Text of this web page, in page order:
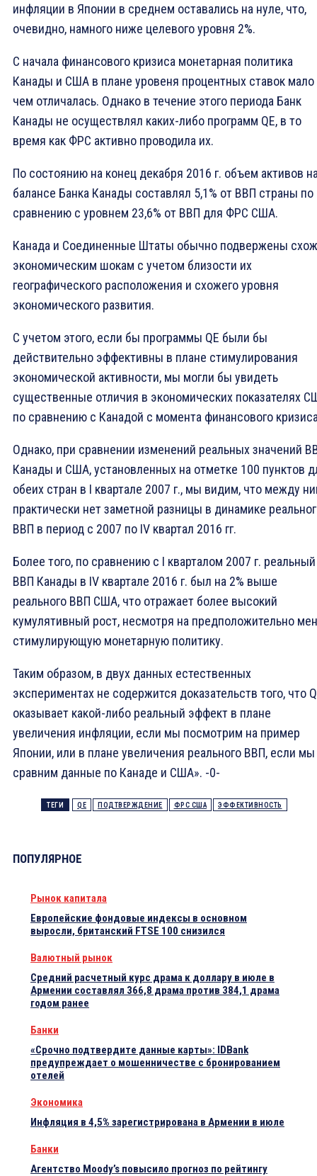
инфляции в Японии в среднем оставались на нуле, что,
очевидно, намного ниже целевого уровня 2%.
С начала финансового кризиса монетарная политика
Канады и США в плане уровеня процентных ставок мало
чем отличалась. Однако в течение этого периода Банк
Канады не осуществлял каких-либо программ QE, в то
время как ФРС активно проводила их.
По состоянию на конец декабря 2016 г. объем активов
балансе Банка Канады составлял 5,1% от ВВП страны по
сравнению с уровнем 23,6% от ВВП для ФРС США.
Канада и Соединенные Штаты обычно подвержены
экономическим шокам с учетом близости их
географического расположения и схожего уровня
экономического развития.
С учетом этого, если бы программы QE были бы
действительно эффективны в плане стимулирования
экономической активности, мы могли бы увидеть
существенные отличия в экономических показателях
по сравнению с Канадой с момента финансового
Однако, при сравнении изменений реальных значений
Канады и США, установленных на отметке 100 пунктов
обеих стран в I квартале 2007 г., мы видим, что между
практически нет заметной разницы в динамике
ВВП в период с 2007 по IV квартал 2016 гг.
Более того, по сравнению с I кварталом 2007 г. реальный
ВВП Канады в IV квартале 2016 г. был на 2% выше
реального ВВП США, что отражает более высокий
кумулятивный рост, несмотря на предположительно
стимулирующую монетарную политику.
Таким образом, в двух данных естественных
экспериментах не содержится доказательств того, что
оказывает какой-либо реальный эффект в плане
увеличения инфляции, если мы посмотрим на пример
Японии, или в плане увеличения реального ВВП, если мы
сравним данные по Канаде и США». -0-
ТЕГИ QE ПОДТВЕРЖДЕНИЕ ФРС США ЭФФЕКТИВНОСТЬ
ПОПУЛЯРНОЕ
Рынок капитала
Европейские фондовые индексы в основном
выросли, британский FTSE 100 снизился
Валютный рынок
Средний расчетный курс драма к доллару в июле в
Армении составлял 366,8 драма против 384,1 драма
годом ранее
Банки
«Срочно подтвердите данные карты»: IDBank
предупреждает о мошенничестве с бронированием
отелей
Экономика
Инфляция в 4,5% зарегистрирована в Армении в июле
Банки
Агентство Moody’s повысило прогноз по рейтингу